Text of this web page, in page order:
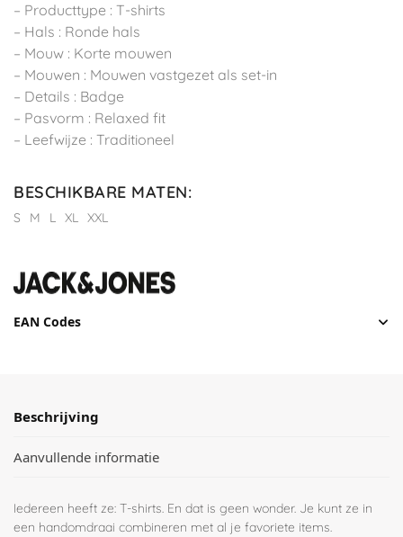
– Producttype : T-shirts
– Hals : Ronde hals
– Mouw : Korte mouwen
– Mouwen : Mouwen vastgezet als set-in
– Details : Badge
– Pasvorm : Relaxed fit
– Leefwijze : Traditioneel
BESCHIKBARE MATEN:
S M L XL XXL
EAN Codes
Beschrijving
Aanvullende informatie
Iedereen heeft ze: T-shirts. En dat is geen wonder. Je kunt ze in
een handomdraai combineren met al je favoriete items.